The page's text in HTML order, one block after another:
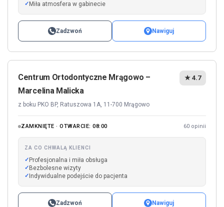
Miła atmosfera w gabinecie
Zadzwoń Nawiguj
Centrum Ortodontyczne Mrągowo –
Marcelina Malicka
z boku PKO BP, Ratuszowa 1A, 11-700 Mrągowo
★ 4.7
ZAMKNIĘTE · OTWARCIE: 08:00 60 opinii
ZA CO CHWALĄ KLIENCI
Profesjonalna i miła obsługa
Bezbolesne wizyty
Indywidualne podejście do pacjenta
Zadzwoń Nawiguj